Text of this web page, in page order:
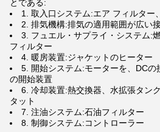
とである:
1. 取入口システム:エア フィルター
2. 排気機構:排気の適用範囲が広い
3. フュエル・サプライ・システム:
フィルター
4. 暖房装置:ジャケットのヒーター
5. 開始システム:モーターを、DC
の開始装置
6. 冷却装置:熱交換器、水拡張タン
タット
7. 注油システム:石油フィルター
8. 制御システム:コントローラー